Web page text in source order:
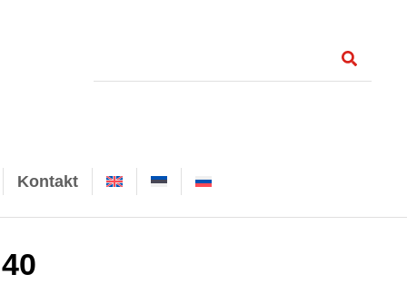
Kontakt